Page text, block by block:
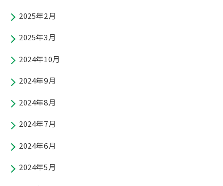
2025年2月
2025年3月
2024年10月
2024年9月
2024年8月
2024年7月
2024年6月
2024年5月